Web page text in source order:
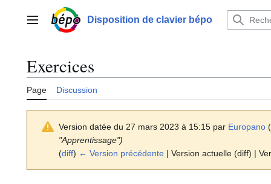
contenuMenu principalDisposition de clavier bépo
Exercices
Page Discussion
Version datée du 27 mars 2023 à 15:15 par Europano (
"Apprentissage")
(diff) ← Version précédente | Version actuelle (diff) |